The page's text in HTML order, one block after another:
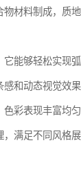
材料制成，质
它能够轻松实现
和动态视觉效果
色彩表现丰富均
满足不同风格展